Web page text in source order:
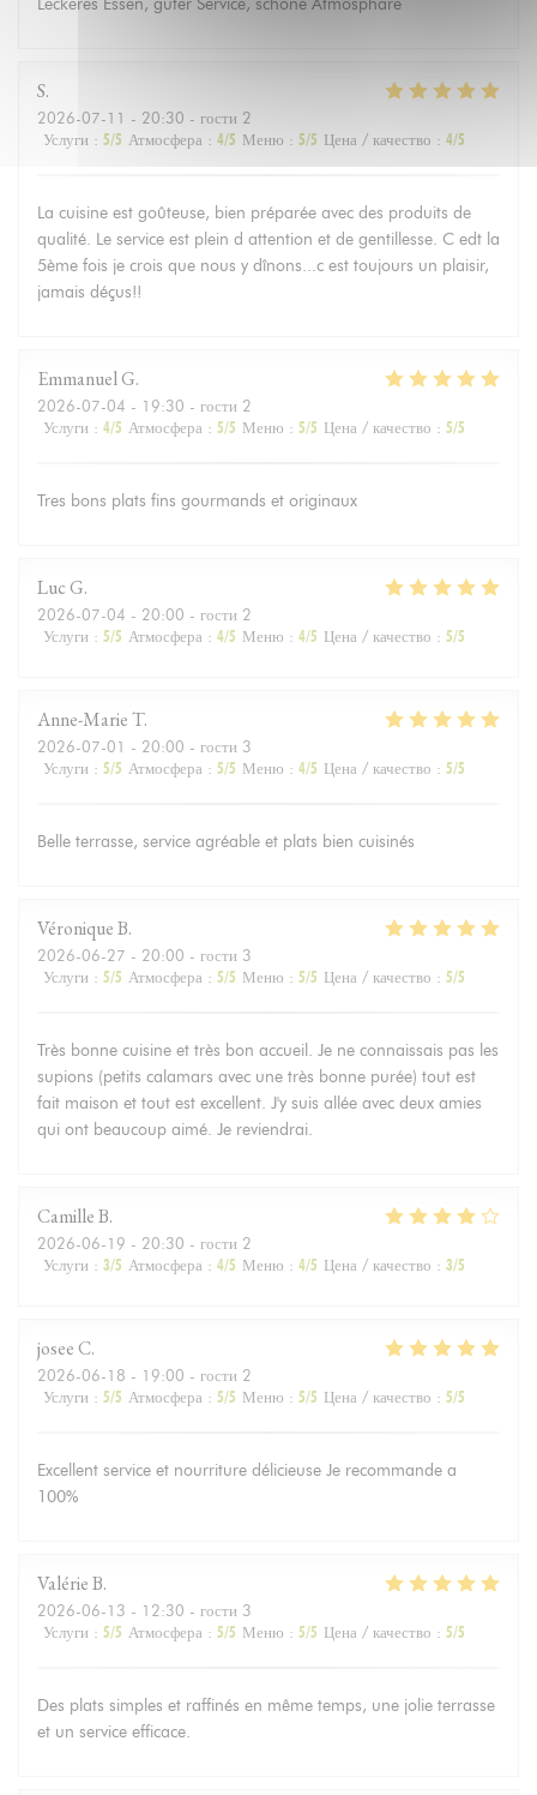
S
2026-07-11 - 20:30 - гости 2
Услуги : 5/5 Атмосфера : 4/5 Меню : 5/5 Цена / качество : 4/5
La cuisine est goûteuse, bien préparée avec des produits de
qualité. Le service est plein d attention et de gentillesse. C edt la
5ème fois je crois que nous y dînons...c est toujours un plaisir,
jamais déçus!!
EmmanuelG
2026-07-04 - 19:30 - гости 2
Услуги : 4/5 Атмосфера : 5/5 Меню : 5/5 Цена / качество : 5/5
Tres bons plats fins gourmands et originaux
LucG
2026-07-04 - 20:00 - гости 2
Услуги : 5/5 Атмосфера : 4/5 Меню : 4/5 Цена / качество : 5/5
Anne-MarieT
2026-07-01 - 20:00 - гости 3
Услуги : 5/5 Атмосфера : 5/5 Меню : 4/5 Цена / качество : 5/5
Belle terrasse, service agréable et plats bien cuisinés
VéroniqueB
2026-06-27 - 20:00 - гости 3
Услуги : 5/5 Атмосфера : 5/5 Меню : 5/5 Цена / качество : 5/5
Très bonne cuisine et très bon accueil. Je ne connaissais pas les
supions (petits calamars avec une très bonne purée) tout est
fait maison et tout est excellent. J'y suis allée avec deux amies
qui ont beaucoup aimé. Je reviendrai.
CamilleB
2026-06-19 - 20:30 - гости 2
Услуги : 3/5 Атмосфера : 4/5 Меню : 4/5 Цена / качество : 3/5
joseeC
2026-06-18 - 19:00 - гости 2
Услуги : 5/5 Атмосфера : 5/5 Меню : 5/5 Цена / качество : 5/5
Excellent service et nourriture délicieuse Je recommande a
100%
ValérieB
2026-06-13 - 12:30 - гости 3
Услуги : 5/5 Атмосфера : 5/5 Меню : 5/5 Цена / качество : 5/5
Des plats simples et raffinés en même temps, une jolie terrasse
et un service efficace.